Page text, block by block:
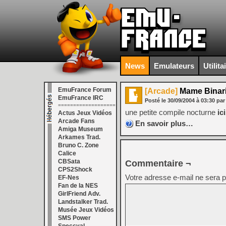
News Emulateurs
EmuFrance Forum
EmuFrance IRC
===================
Actus Jeux Vidéos
Arcade Fans
Amiga Museum
Arkames Trad.
Bruno C. Zone
Calice
CBSata
CPS2Shock
EF-Nes
Fan de la NES
GirlFriend Adv.
Landstalker Trad.
Musée Jeux Vidéos
SMS Power
[Arcade] Mame
Posté le 30/09/2004 à 03:30 par
une petite compile nocturne ici
En savoir plus…
Commentaire ¬
Votre adresse e-mail ne sera